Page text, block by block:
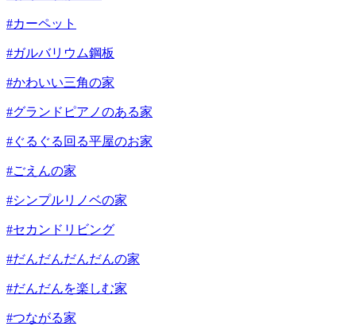
#カーペット
#ガルバリウム鋼板
#かわいい三角の家
#グランドピアノのある家
#ぐるぐる回る平屋のお家
#ごえんの家
#シンプルリノベの家
#セカンドリビング
#だんだんだんだんの家
#だんだんを楽しむ家
#つながる家